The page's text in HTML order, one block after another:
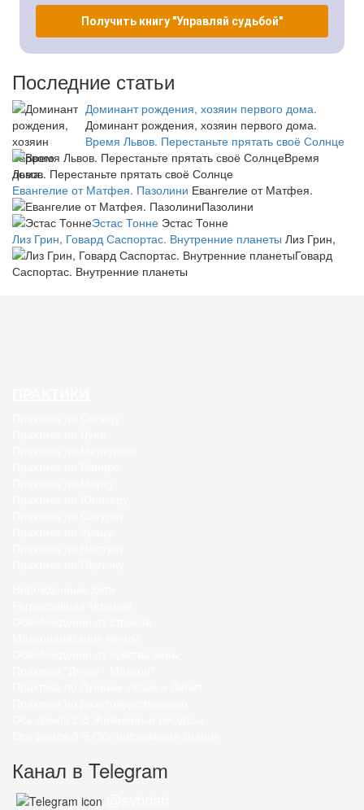
Получить книгу "Управляй судьбой"
Последние статьи
Доминант рождения, хозяин первого дома.
Доминант рождения, хозяин первого дома.
Время Львов. Перестаньте прятать своё Солнце
Время
Львов. Перестаньте прятать своё Солнце
Евангелие от Матфея. Пазолини Евангелие от Матфея.
Пазолини
Эстас Тонне Эстас Тонне
Лиз Грин, Говард Саспортас. Внутренние планеты Лиз Грин,
Говард
Саспортас. Внутренние планеты
Канал в Telegram